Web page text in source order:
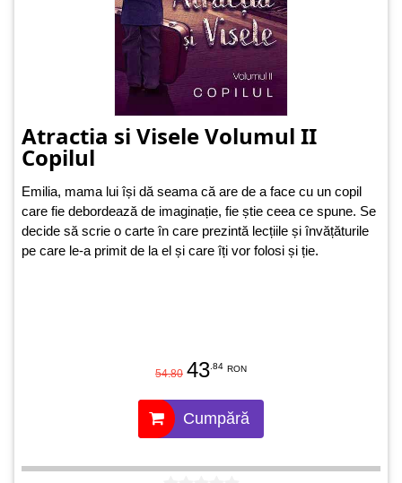
Atractia si Visele Volumul II
Copilul
Emilia, mama lui își dă seama că are de a face cu un copil
care fie debordează de imaginație, fie știe ceea ce spune. Se
decide să scrie o carte în care prezintă lecțiile și învățăturile
pe care le-a primit de la el și care îți vor folosi și ție.
54.80 43 .84 RON
Cumpără